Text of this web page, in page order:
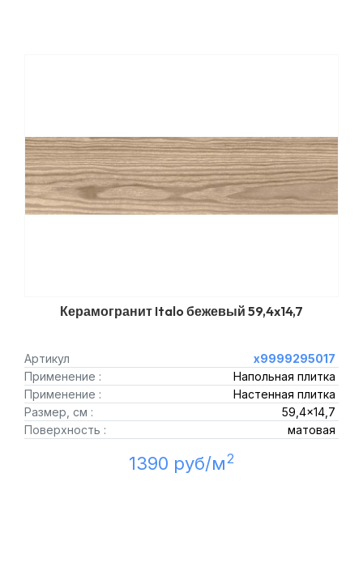
Керамогранит Italo бежевый 59,4x14,7
Артикул
х9999295017
Применение :
Напольная плитка
Применение :
Настенная плитка
Размер, см :
59,4x14,7
Поверхность :
матовая
1390 руб/м2